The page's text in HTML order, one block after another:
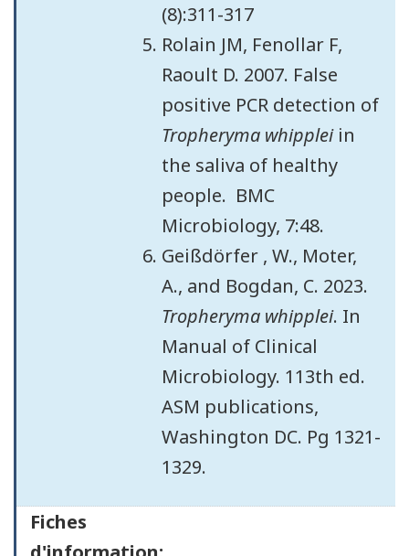
(8):311-317
Rolain JM, Fenollar F,
Raoult D. 2007. False
positive PCR detection of
Tropheryma whippleiin
the saliva of healthy
people. BMC
Microbiology, 7:48.
Geißdörfer , W., Moter,
A., and Bogdan, C. 2023.
Tropheryma whipplei. In
Manual of Clinical
Microbiology. 113th ed.
ASM publications,
Washington DC. Pg 1321-
1329.
Fiches